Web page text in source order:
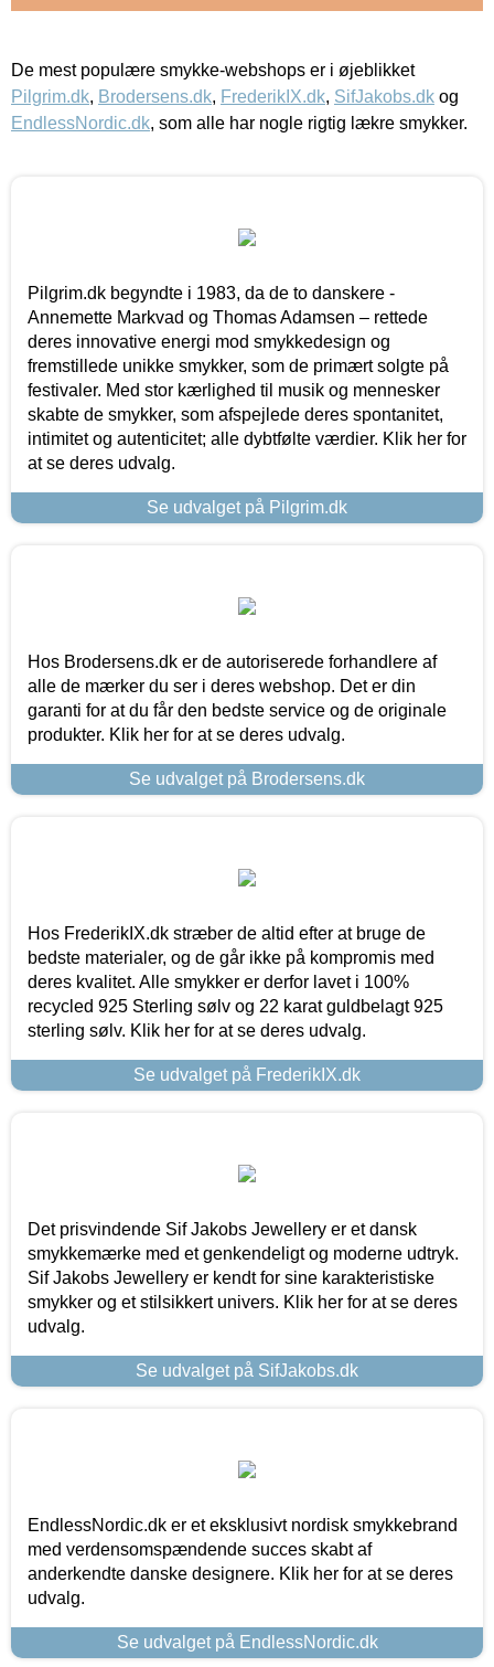
De mest populære smykke-webshops er i øjeblikket
Pilgrim.dk, Brodersens.dk, FrederikIX.dk, SifJakobs.dk og
EndlessNordic.dk, som alle har nogle rigtig lækre smykker.
Pilgrim.dk begyndte i 1983, da de to danskere -
Annemette Markvad og Thomas Adamsen – rettede
deres innovative energi mod smykkedesign og
fremstillede unikke smykker, som de primært solgte på
festivaler. Med stor kærlighed til musik og mennesker
skabte de smykker, som afspejlede deres spontanitet,
intimitet og autenticitet; alle dybtfølte værdier. Klik her for
at se deres udvalg.
Se udvalget på Pilgrim.dk
Hos Brodersens.dk er de autoriserede forhandlere af
alle de mærker du ser i deres webshop. Det er din
garanti for at du får den bedste service og de originale
produkter. Klik her for at se deres udvalg.
Se udvalget på Brodersens.dk
Hos FrederikIX.dk stræber de altid efter at bruge de
bedste materialer, og de går ikke på kompromis med
deres kvalitet. Alle smykker er derfor lavet i 100%
recycled 925 Sterling sølv og 22 karat guldbelagt 925
sterling sølv. Klik her for at se deres udvalg.
Se udvalget på FrederikIX.dk
Det prisvindende Sif Jakobs Jewellery er et dansk
smykkemærke med et genkendeligt og moderne udtryk.
Sif Jakobs Jewellery er kendt for sine karakteristiske
smykker og et stilsikkert univers. Klik her for at se deres
udvalg.
Se udvalget på SifJakobs.dk
EndlessNordic.dk er et eksklusivt nordisk smykkebrand
med verdensomspændende succes skabt af
anderkendte danske designere. Klik her for at se deres
udvalg.
Se udvalget på EndlessNordic.dk